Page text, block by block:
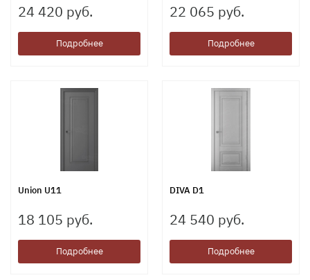
24 420 руб.
Подробнее
22 065 руб.
Подробнее
Union U11
18 105 руб.
Подробнее
DIVA D1
24 540 руб.
Подробнее